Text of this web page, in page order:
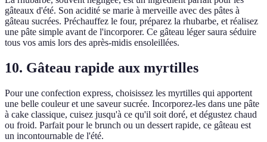
gâteaux d'été. Son acidité se marie à merveille avec des pâtes à
gâteau sucrées. Préchauffez le four, préparez la rhubarbe, et réalisez
une pâte simple avant de l'incorporer. Ce gâteau léger saura séduire
tous vos amis lors des après-midis ensoleillées.
10. Gâteau rapide aux myrtilles
Pour une confection express, choisissez les myrtilles qui apportent
une belle couleur et une saveur sucrée. Incorporez-les dans une pâte
à cake classique, cuisez jusqu'à ce qu'il soit doré, et dégustez chaud
ou froid. Parfait pour le brunch ou un dessert rapide, ce gâteau est
un incontournable de l'été.